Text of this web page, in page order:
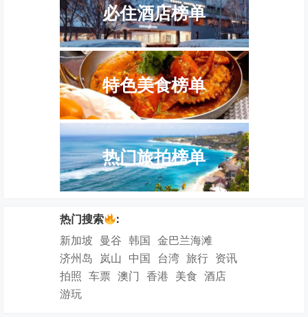
必住酒店榜单
特色美食榜单
热门旅拍榜单
热门搜索
:
新加坡 曼谷 韩国 金巴兰海滩
济州岛 岚山 中国 台湾 旅行 资讯
拍照 车票 澳门 香港 美食 酒店
游玩